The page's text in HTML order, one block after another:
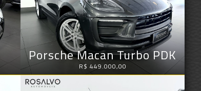
Porsche Macan Turbo PDK
R$ 449.000,00